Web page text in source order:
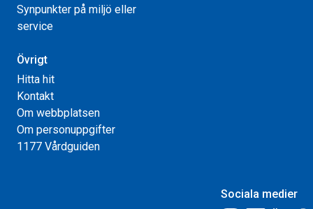
Synpunkter på miljö eller
service
Övrigt
Hitta hit
Kontakt
Om webbplatsen
Om personuppgifter
1177 Vårdguiden
Sociala medier